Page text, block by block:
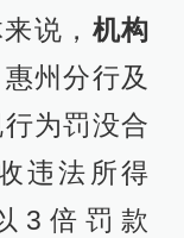
说， 机构
州分行及
为罚没合
违法所得
3倍罚款